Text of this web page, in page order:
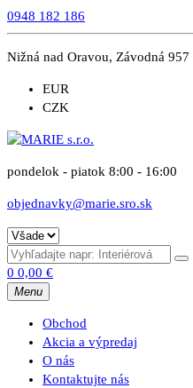
0948 182 186
Nižná nad Oravou, Závodná 957
EUR
CZK
pondelok - piatok 8:00 - 16:00
objednavky@marie.sro.sk
0 0,00 €
Menu
Obchod
Akcia a výpredaj
O nás
Kontaktujte nás